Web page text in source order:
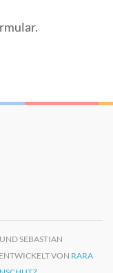
SEBASTIAN
VON RARA